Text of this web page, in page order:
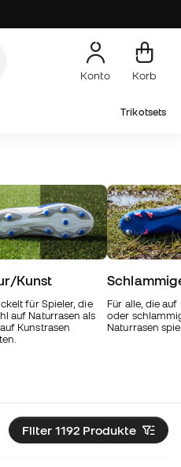
Konto Korb
Trikotsets
Kunst
für Spieler, die
auf Naturrasen als
Kunstrasen
Für alle, die auf
oder
Naturrasen
Filter 1192 Produkte
Skechers